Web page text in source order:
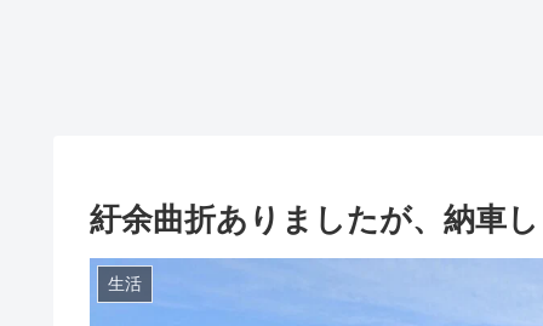
紆余曲折ありましたが、納車
生活